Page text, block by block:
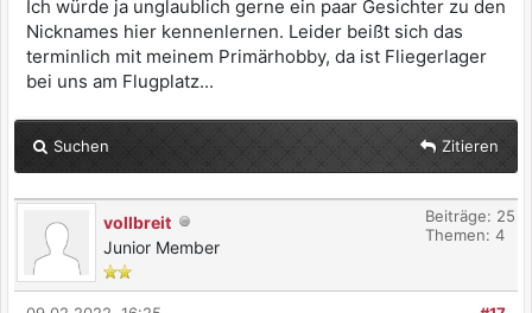
Ich würde ja unglaublich gerne ein paar Gesichter zu den
Nicknames hier kennenlernen. Leider beißt sich das
terminlich mit meinem Primärhobby, da ist Fliegerlager
bei uns am Flugplatz...
Suchen Zitieren
vollbreit
Junior Member
Beiträge: 25
Themen: 4